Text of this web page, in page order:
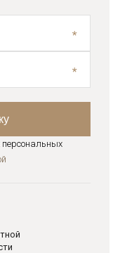
персональных